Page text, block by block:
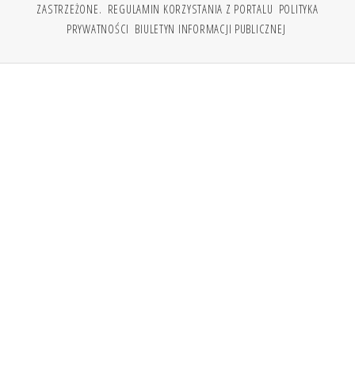
ZASTRZEŻONE. REGULAMIN KORZYSTANIA Z PORTALU POLITYKA
PRYWATNOŚCI BIULETYN INFORMACJI PUBLICZNEJ